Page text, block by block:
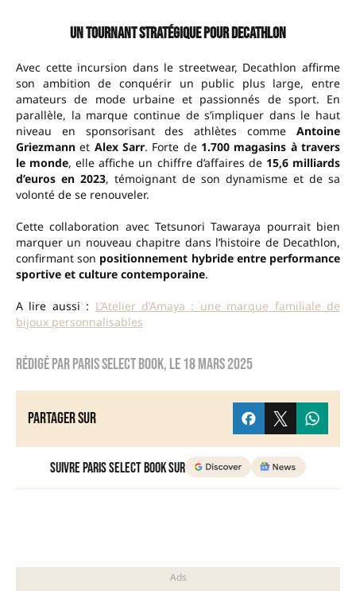
Un tournant stratégique pour Decathlon
Avec cette incursion dans le streetwear, Decathlon affirme
son ambition de conquérir un public plus large, entre
amateurs de mode urbaine et passionnés de sport. En
parallèle, la marque continue de s’impliquer dans le haut
niveau en sponsorisant des athlètes comme Antoine
Griezmann et Alex Sarr. Forte de 1.700 magasins à travers
le monde, elle affiche un chiffre d’affaires de 15,6 milliards
d’euros en 2023, témoignant de son dynamisme et de sa
volonté de se renouveler.
Cette collaboration avec Tetsunori Tawaraya pourrait bien
marquer un nouveau chapitre dans l’histoire de Decathlon,
confirmant son positionnement hybride entre performance
sportive et culture contemporaine.
A lire aussi : L’Atelier d’Amaya : une marque familiale de
bijoux personnalisables
Rédigé parParis Select Book, le18 mars 2025
Partager sur
Suivre Paris Select Book sur